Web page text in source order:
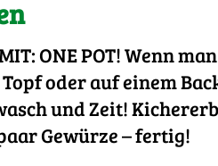
ONE POT! Wenn
oder auf einem
und Zeit!
Gewürze – fertig!